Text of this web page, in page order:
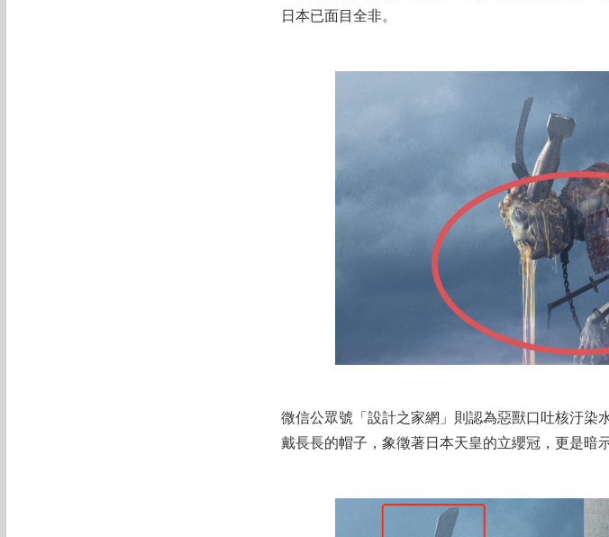
日本已面目全非。
微信公眾號「設計之家網」則認為惡獸口吐核汙染
戴長長的帽子，象徵著日本天皇的立纓冠，更是暗